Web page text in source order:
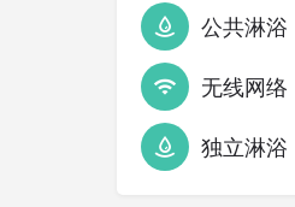
公共淋浴
无线网络
独立淋浴